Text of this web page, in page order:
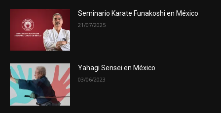
Seminario Karate Funakoshi en México
21/07/2025
Yahagi Sensei en México
03/06/2023